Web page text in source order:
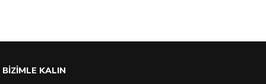
BİZİMLE KALIN